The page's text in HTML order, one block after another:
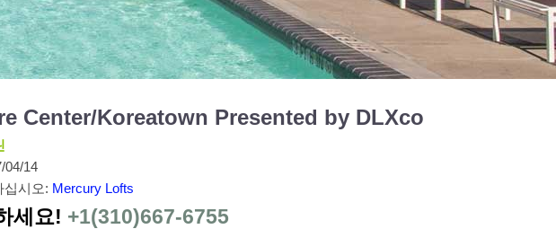
Center/Koreatown Presented by DLXco
04/14
십시오: Mercury Lofts
세요! +1(310)667-6755